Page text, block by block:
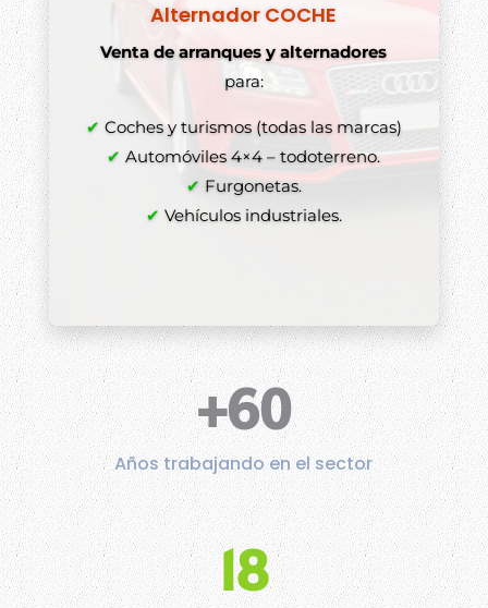
Alternador COCHE
Venta de arranques y alternadores
para:
✔ Coches y turismos (todas las marcas)
✔ Automóviles 4×4 – todoterreno.
✔ Furgonetas.
✔ Vehículos industriales.
+60
Años trabajando en el sector
18